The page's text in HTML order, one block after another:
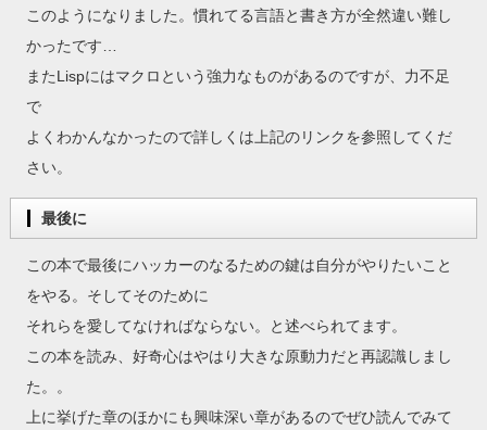
このようになりました。慣れてる言語と書き方が全然違い難し
かったです…
またLispにはマクロという強力なものがあるのですが、力不足
で
よくわかんなかったので詳しくは上記のリンクを参照してくだ
さい。
最後に
この本で最後にハッカーのなるための鍵は自分がやりたいこと
をやる。そしてそのために
それらを愛してなければならない。と述べられてます。
この本を読み、好奇心はやはり大きな原動力だと再認識しまし
た。。
上に挙げた章のほかにも興味深い章があるのでぜひ読んでみて